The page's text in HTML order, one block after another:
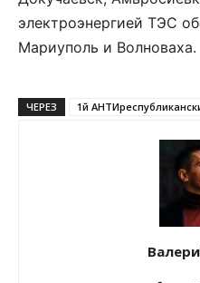
электроэнергией ТЭС
Мариуполь и Волноваха.
ЧЕРЕЗ 1й